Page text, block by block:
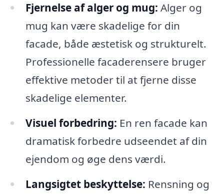
Fjernelse af alger og mug: Alger og
mug kan være skadelige for din
facade, både æstetisk og strukturelt.
Professionelle facaderensere bruger
effektive metoder til at fjerne disse
skadelige elementer.
Visuel forbedring: En ren facade kan
dramatisk forbedre udseendet af din
ejendom og øge dens værdi.
Langsigtet beskyttelse: Rensning og